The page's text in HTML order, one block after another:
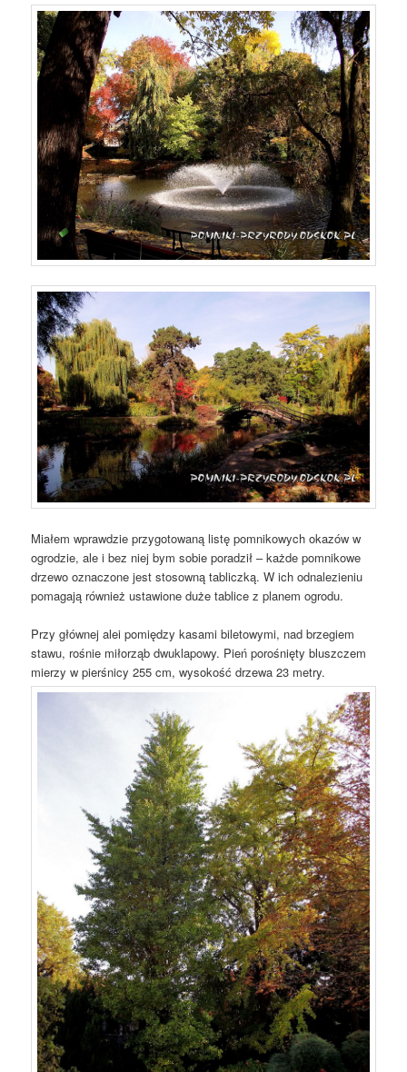
Miałem wprawdzie przygotowaną listę pomnikowych okazów w
ogrodzie, ale i bez niej bym sobie poradził – każde pomnikowe
drzewo oznaczone jest stosowną tabliczką. W ich odnalezieniu
pomagają również ustawione duże tablice z planem ogrodu.
Przy głównej alei pomiędzy kasami biletowymi, nad brzegiem
stawu, rośnie miłorząb dwuklapowy. Pień porośnięty bluszczem
mierzy w pierśnicy 255 cm, wysokość drzewa 23 metry.